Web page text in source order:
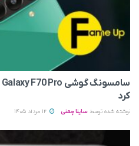
کرد
نوشته شده توسط ساینا چمنی